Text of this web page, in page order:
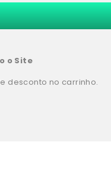
o Site
desconto no carrinho.